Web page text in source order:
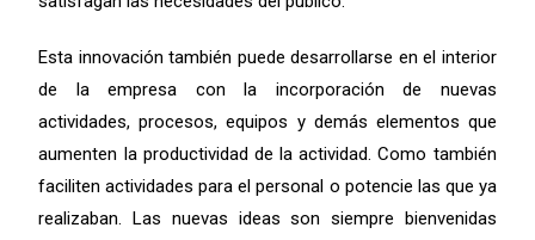
Esta innovación también puede desarrollarse en el interior
de la empresa con la incorporación de nuevas
actividades, procesos, equipos y demás elementos que
aumenten la productividad de la actividad. Como también
faciliten actividades para el personal o potencie las que ya
realizaban. Las nuevas ideas son siempre bienvenidas